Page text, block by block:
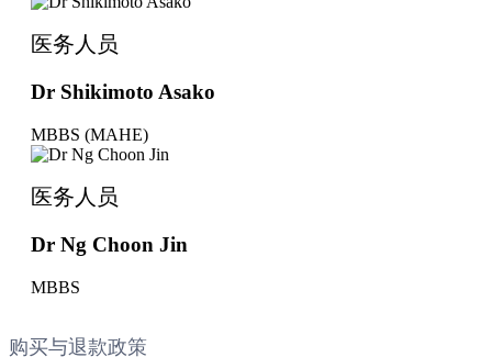
医务人员
Dr Shikimoto Asako
MBBS (MAHE)
医务人员
Dr Ng Choon Jin
MBBS
购买与退款政策